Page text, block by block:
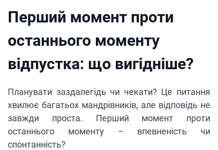
Перший момент проти
останнього моменту
відпустка: що вигідніше?
Планувати заздалегідь чи чекати? Це питання
хвилює багатьох мандрівників, але відповідь не
завжди проста. Перший момент проти
останнього моменту – впевненість чи
спонтанність?